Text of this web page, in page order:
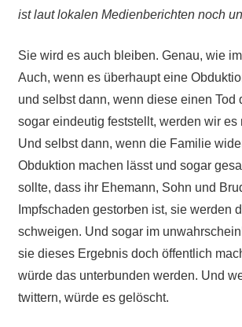
ist laut lokalen Medienberichten noch
Sie wird es auch bleiben. Genau, wie
Auch, wenn es überhaupt eine
und selbst dann, wenn diese einen Tod
sogar eindeutig feststellt, werden wir es
Und selbst dann, wenn die Familie
Obduktion machen lässt und sogar
sollte, dass ihr Ehemann, Sohn und
Impfschaden gestorben ist, sie werden
schweigen. Und sogar im
sie dieses Ergebnis doch öffentlich
würde das unterbunden werden. Und
twittern, würde es gelöscht.